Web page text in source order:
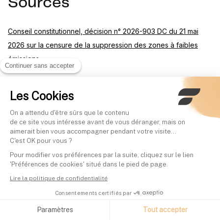
Continuer sans accepter
Les Cookies
On a attendu d'être sûrs que le contenu
de ce site vous intéresse avant de vous déranger, mais on
aimerait bien vous accompagner pendant votre visite...
C'est OK pour vous ?
Pour modifier vos préférences par la suite, cliquez sur le lien
'Préférences de cookies' situé dans le pied de page.
Lire la politique de confidentialité
Consentements certifiés par
Paramètres Tout accepter
Sources
Conseil constitutionnel, décision n° 2026-903 DC du 21 mai
2026 sur la censure de la suppression des zones à faibles
émissions
Entreprendre.Service-Public.fr, taux réduit d'impôt sur les
sociétés pour les PME
actifs (PSCA), Finary SAS
promotionnel. L'investissement comporte un risque de perte en
capital, partielle ou totale. Les performances passées ne
préjugent pas des performances futures. Cet article a un